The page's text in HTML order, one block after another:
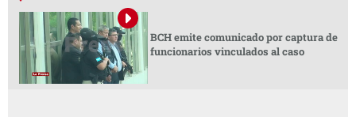
BCH emite comunicado por captura de
funcionarios vinculados al caso